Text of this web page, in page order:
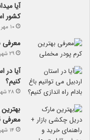
آیا
کشور
۱۰ مهر ۱۴۰۲
معرفی
۲۹ شهریور ۱۴۰۲
آیا در
کنیم؟
۲۸ شهریور ۱۴۰۲
معرفی
۱۴ شهریور ۱۴۰۲